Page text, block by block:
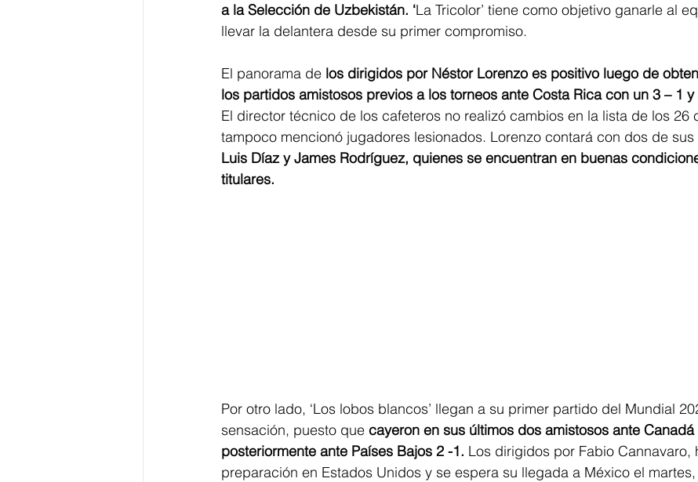
a la Selección de Uzbekistán. ‘La Tricolor’ tiene como objetivo ganarle al
llevar la delantera desde su primer compromiso.
El panorama de los dirigidos por Néstor Lorenzo es positivo luego de
los partidos amistosos previos a los torneos ante Costa Rica con un 3 – 1
El director técnico de los cafeteros no realizó cambios en la lista de los 26
tampoco mencionó jugadores lesionados. Lorenzo contará con dos de sus
Luis Díaz y James Rodríguez, quienes se encuentran en buenas
titulares.
Por otro lado, ‘Los lobos blancos’ llegan a su primer partido del Mundial
sensación, puesto que cayeron en sus últimos dos amistosos ante
posteriormente ante Países Bajos 2 -1. Los dirigidos por Fabio Cannavaro,
preparación en Estados Unidos y se espera su llegada a México el